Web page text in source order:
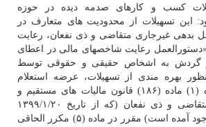
کسب و کارهای صدمه دیده در حوزه
این تسهیلات از محدودیت های متعارف در
بدهی غیرجاری متقاضی و ذی نفعان، رعایت
«دستورالعمل رعایت شاخصهای مالی در اعطای
گردش به اشخاص حقیقی و حقوقی توسط
بهره مندی از تسهیلات، عرضه استعلام
مالیاتی مبحث تبصره (۱) ماده (۱۸۶) قانون مالیات های مستقیم و
چک های برگشتی متقاضی و ذی نفعان (که از تاریخ ۱۳۹۹/۱/۲۰
لغایت ۱۳۹۹/۳/۳۱ بوجود آمده است) مقرر در ماده (۵) مکرر الحاقی